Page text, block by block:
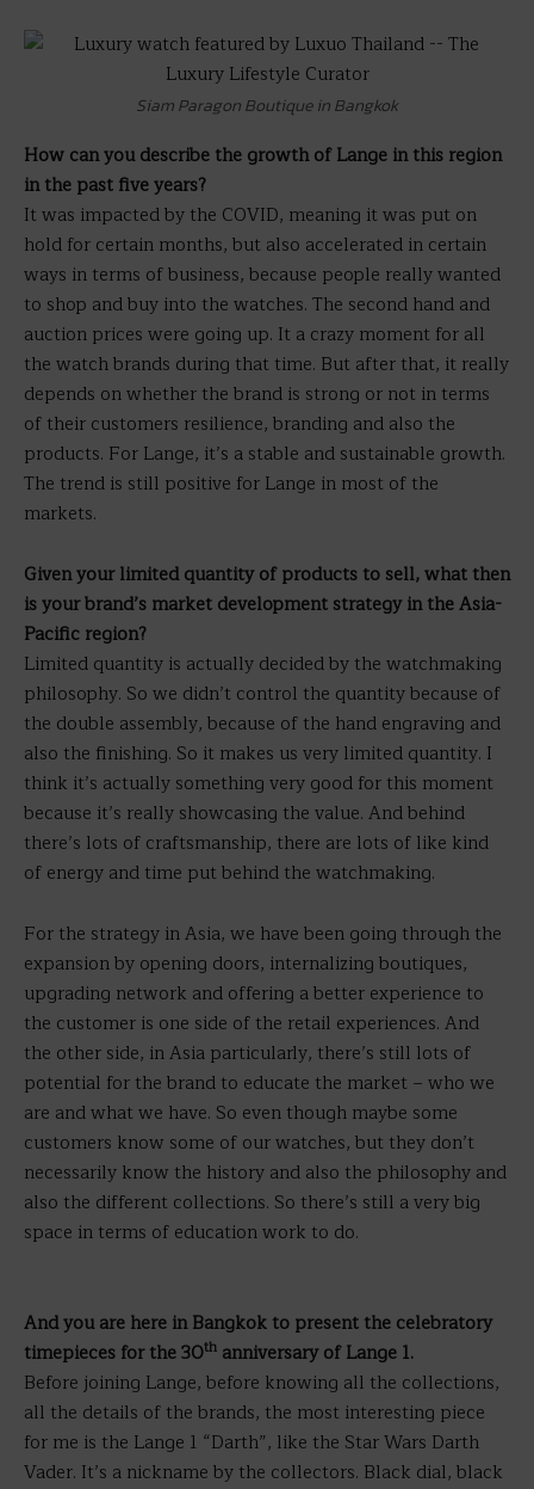
Siam Paragon Boutique in Bangkok
How can you describe the growth of Lange in this region
in the past five years?
It was impacted by the COVID, meaning it was put on
hold for certain months, but also accelerated in certain
ways in terms of business, because people really wanted
to shop and buy into the watches. The second hand and
auction prices were going up. It a crazy moment for all
the watch brands during that time. But after that, it really
depends on whether the brand is strong or not in terms
of their customers resilience, branding and also the
products. For Lange, it’s a stable and sustainable growth.
The trend is still positive for Lange in most of the
markets.
Given your limited quantity of products to sell, what then
is your brand’s market development strategy in the Asia-
Pacific region?
Limited quantity is actually decided by the watchmaking
philosophy. So we didn’t control the quantity because of
the double assembly, because of the hand engraving and
also the finishing. So it makes us very limited quantity. I
think it’s actually something very good for this moment
because it’s really showcasing the value. And behind
there’s lots of craftsmanship, there are lots of like kind
of energy and time put behind the watchmaking.
For the strategy in Asia, we have been going through the
expansion by opening doors, internalizing boutiques,
upgrading network and offering a better experience to
the customer is one side of the retail experiences. And
the other side, in Asia particularly, there’s still lots of
potential for the brand to educate the market – who we
are and what we have. So even though maybe some
customers know some of our watches, but they don’t
necessarily know the history and also the philosophy and
also the different collections. So there’s still a very big
space in terms of education work to do.
And you are here in Bangkok to present the celebratory
timepieces for the 30th anniversary of Lange 1.
Before joining Lange, before knowing all the collections,
all the details of the brands, the most interesting piece
for me is the Lange 1 “Darth”, like the Star Wars Darth
Vader. It’s a nickname by the collectors. Black dial, black